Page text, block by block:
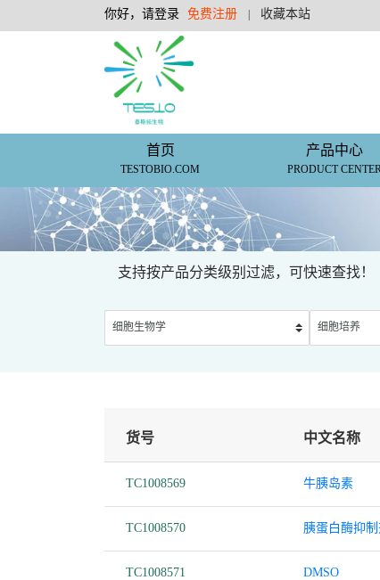
你好，请登录 免费注册 收藏本站
首页
TESTOBIO.COM
产品中心
PRODUCT CENTER
支持按产品分类级别过滤，可快速查找！
货号 中文名称
TC1008569 牛胰岛素
TC1008570 胰蛋白酶抑制
TC1008571 DMSO